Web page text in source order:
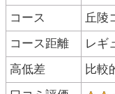
コース
丘陵
コース距離
レギ
高低差
比較